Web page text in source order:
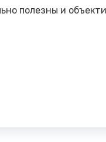
полезны и